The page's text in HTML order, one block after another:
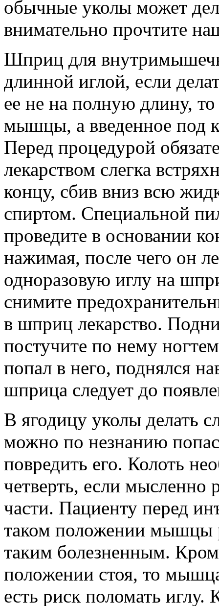
обычные уколы может
внимательно прочтите
Шприц для
длинной иглой, если
ее не на полную длину,
мышцы, а введенное под
Перед процедурой
лекарством слегка
концу, сбив вниз всю
спиртом. Специальной
проведите в основании
нажимая, после чего он
одноразовую иглу на
снимите
в шприц лекарство.
постучите по нему
попал в него, поднялся
шприца следует до
В ягодицу уколы делать
можно по незнанию
повредить его. Колоть
четверть, если мысленно
части. Пациенту перед
таком положении мышцы
таким болезненным.
положении стоя, то
есть риск поломать иглу.